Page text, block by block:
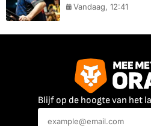
Vandaag, 12:41
Blijf op de hoogte van het